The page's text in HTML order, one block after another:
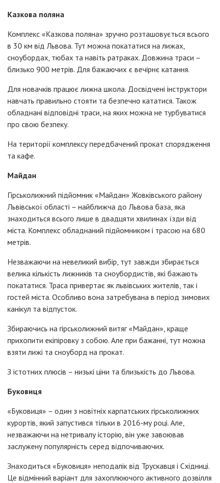
Казкова поляна
Комплекс «Казкова поляна» зручно розташовується всього
в 30 км від Львова. Тут можна покататися на лижах,
сноубордах, тюбах та навіть ратраках. Довжина траси –
близько 900 метрів. Для бажаючих є вечірнє катання.
Для новачків працює лижна школа. Досвідчені інструктори
навчать правильно стояти та безпечно кататися. Також
обладнані відповідні траси, на яких можна не турбуватися
про свою безпеку.
На території комплексу передбачений прокат спорядження
та кафе.
Майдан
Гірськолижний підйомник «Майдан» Жовківського району
Львівської області – найближча до Львова база, яка
знаходиться всього лише в двадцяти хвилинах їзди від
міста. Комплекс обладнаний підйомником і трасою на 680
метрів.
Незважаючи на невеликий вибір, тут завжди збирається
велика кількість лижників та сноубордистів, які бажають
покататися. Траса привертає як львівських жителів, так і
гостей міста. Особливо вона затребувана в період зимових
канікул та відпусток.
Збираючись на гірськолижний витяг «Майдан», краще
прихопити екіпіровку з собою. Але при бажанні, тут можна
взяти лижі та сноуборд на прокат.
З істотних плюсів – низькі ціни та близькість до Львова.
Буковиця
«Буковиця» – один з новітніх карпатських гірськолижних
курортів, який запустився тільки в 2016-му році. Але,
незважаючи на нетривалу історію, він уже завоював
заслужену популярність серед відпочиваючих.
Знаходиться «Буковиця» неподалік від Трускавця і Східниці.
Це відмінний варіант для захоплюючого активного дозвілля